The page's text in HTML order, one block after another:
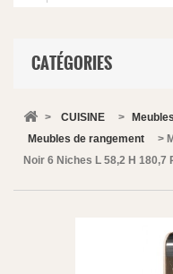
CATÉGORIES
> CUISINE >
Meubles de rangement
>
Noir 6 Niches L 58,2 H 180,7